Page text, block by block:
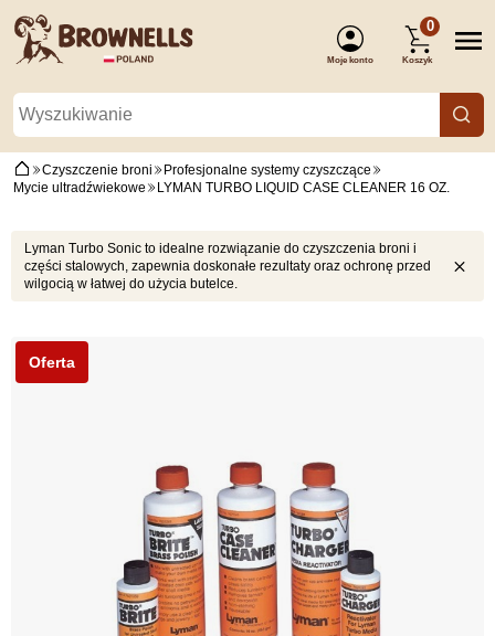
Moje konto
0
Koszyk
Czyszczenie broni
Profesjonalne systemy czyszczące
Mycie ultradźwiekowe
LYMAN TURBO LIQUID CASE CLEANER 16 OZ.
Lyman Turbo Sonic to idealne rozwiązanie do czyszczenia broni i
części stalowych, zapewnia doskonałe rezultaty oraz ochronę przed
wilgocią w łatwej do użycia butelce.
Oferta